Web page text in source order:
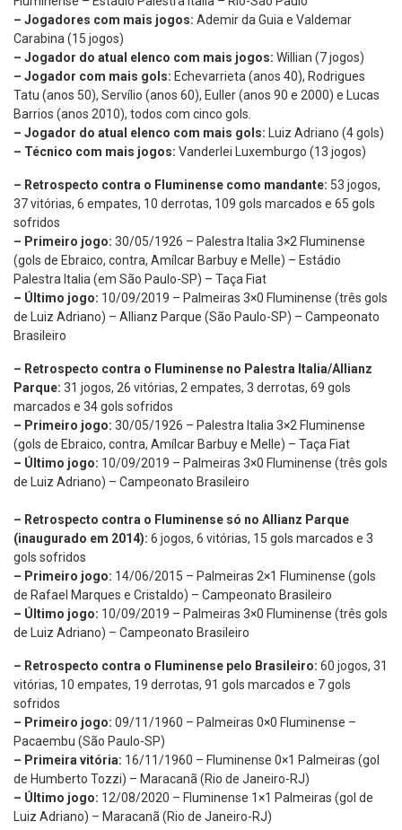
– Jogadores com mais jogos: Ademir da Guia e Valdemar
Carabina (15 jogos)
– Jogador do atual elenco com mais jogos: Willian (7 jogos)
– Jogador com mais gols: Echevarrieta (anos 40), Rodrigues
Tatu (anos 50), Servílio (anos 60), Euller (anos 90 e 2000) e Lucas
Barrios (anos 2010), todos com cinco gols.
– Jogador do atual elenco com mais gols: Luiz Adriano (4 gols)
– Técnico com mais jogos: Vanderlei Luxemburgo (13 jogos)
– Retrospecto contra o Fluminense como mandante: 53 jogos,
37 vitórias, 6 empates, 10 derrotas, 109 gols marcados e 65 gols
sofridos
– Primeiro jogo: 30/05/1926 – Palestra Italia 3×2 Fluminense
(gols de Ebraico, contra, Amílcar Barbuy e Melle) – Estádio
Palestra Italia (em São Paulo-SP) – Taça Fiat
– Último jogo: 10/09/2019 – Palmeiras 3×0 Fluminense (três gols
de Luiz Adriano) – Allianz Parque (São Paulo-SP) – Campeonato
Brasileiro
– Retrospecto contra o Fluminense no Palestra Italia/Allianz
Parque: 31 jogos, 26 vitórias, 2 empates, 3 derrotas, 69 gols
marcados e 34 gols sofridos
– Primeiro jogo: 30/05/1926 – Palestra Italia 3×2 Fluminense
(gols de Ebraico, contra, Amílcar Barbuy e Melle) – Taça Fiat
– Último jogo: 10/09/2019 – Palmeiras 3×0 Fluminense (três gols
de Luiz Adriano) – Campeonato Brasileiro
– Retrospecto contra o Fluminense só no Allianz Parque
(inaugurado em 2014): 6 jogos, 6 vitórias, 15 gols marcados e 3
gols sofridos
– Primeiro jogo: 14/06/2015 – Palmeiras 2×1 Fluminense (gols
de Rafael Marques e Cristaldo) – Campeonato Brasileiro
– Último jogo: 10/09/2019 – Palmeiras 3×0 Fluminense (três gols
de Luiz Adriano) – Campeonato Brasileiro
– Retrospecto contra o Fluminense pelo Brasileiro: 60 jogos, 31
vitórias, 10 empates, 19 derrotas, 91 gols marcados e 7 gols
sofridos
– Primeiro jogo: 09/11/1960 – Palmeiras 0×0 Fluminense –
Pacaembu (São Paulo-SP)
– Primeira vitória: 16/11/1960 – Fluminense 0×1 Palmeiras (gol
de Humberto Tozzi) – Maracanã (Rio de Janeiro-RJ)
– Último jogo: 12/08/2020 – Fluminense 1×1 Palmeiras (gol de
Luiz Adriano) – Maracanã (Rio de Janeiro-RJ)